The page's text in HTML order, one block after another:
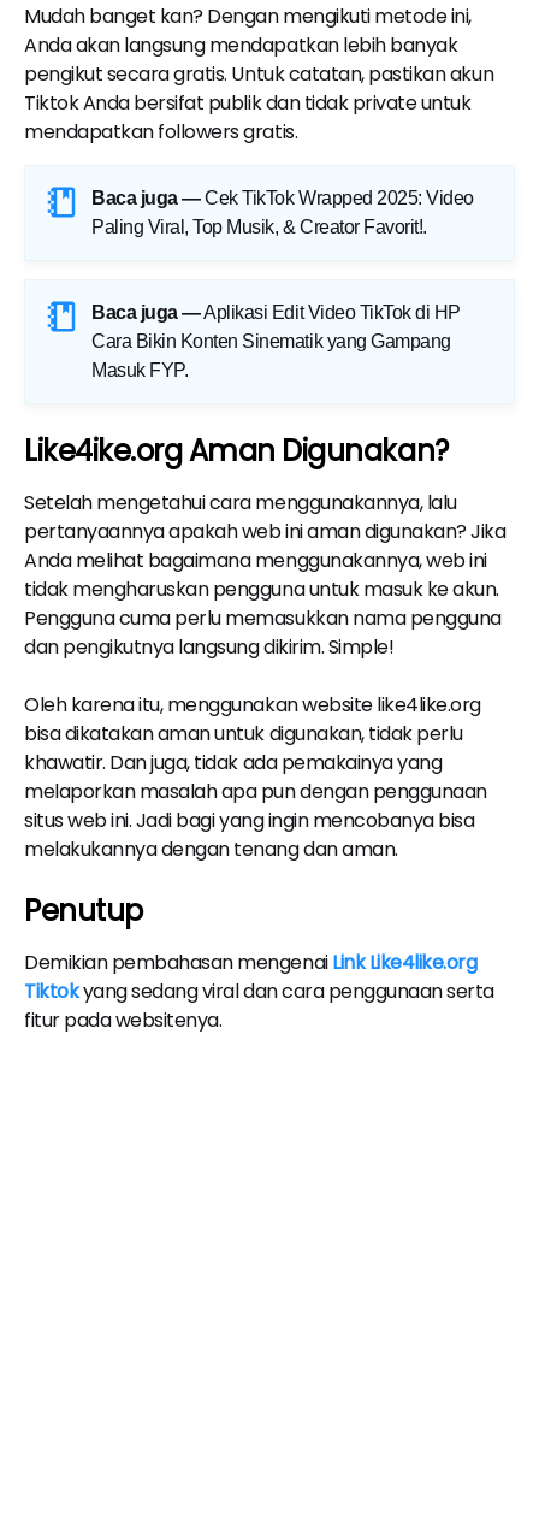
Mudah banget kan? Dengan mengikuti metode ini,
Anda akan langsung mendapatkan lebih banyak
pengikut secara gratis. Untuk catatan, pastikan akun
Tiktok Anda bersifat publik dan tidak private untuk
mendapatkan followers gratis.
Baca juga — Cek TikTok Wrapped 2025: Video
Paling Viral, Top Musik, & Creator Favorit!.
Baca juga —Aplikasi Edit Video TikTok di HP
Cara Bikin Konten Sinematik yang Gampang
Masuk FYP.
Like4ike.org Aman Digunakan?
Setelah mengetahui cara menggunakannya, lalu
pertanyaannya apakah web ini aman digunakan? Jika
Anda melihat bagaimana menggunakannya, web ini
tidak mengharuskan pengguna untuk masuk ke akun.
Pengguna cuma perlu memasukkan nama pengguna
dan pengikutnya langsung dikirim. Simple!
Oleh karena itu, menggunakan website like4like.org
bisa dikatakan aman untuk digunakan, tidak perlu
khawatir. Dan juga, tidak ada pemakainya yang
melaporkan masalah apa pun dengan penggunaan
situs web ini. Jadi bagi yang ingin mencobanya bisa
melakukannya dengan tenang dan aman.
Penutup
Demikian pembahasan mengenaiLink Like4like.org
Tiktokyang sedang viral dan cara penggunaan serta
fitur pada websitenya.